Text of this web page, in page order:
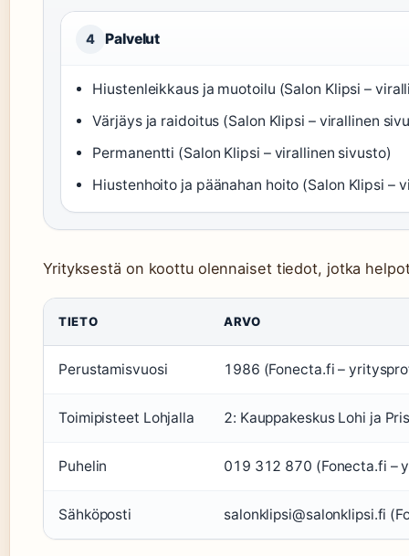
4 Palvelut
Hiustenleikkaus ja muotoilu (Salon Klipsi –
Värjäys ja raidoitus (Salon Klipsi – virallinen
Permanentti (Salon Klipsi – virallinen sivusto)
Hiustenhoito ja päänahan hoito (Salon Klipsi –
Yrityksestä on koottu olennaiset tiedot, jotka
TIETO ARVO
Perustamisvuosi 1986 (Fonecta.fi –
Toimipisteet Lohjalla 2: Kauppakeskus Lohi ja
Puhelin 019 312 870 (Fonecta.fi –
Sähköposti salonklipsi@salonklipsi.fi